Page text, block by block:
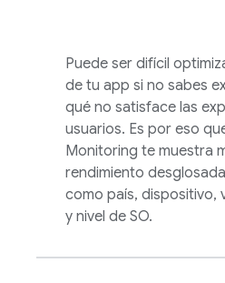
Puede ser difícil
de tu app si no sabes
qué no satisface las
usuarios. Es por eso
Monitoring te muestra
rendimiento
como país, dispositivo,
y nivel de SO.